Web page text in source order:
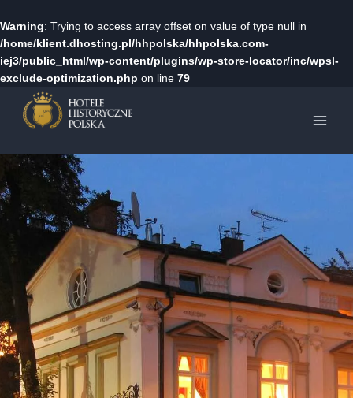
Warning: Trying to access array offset on value of type null in
/home/klient.dhosting.pl/hhpolska/hhpolska.com-
iej3/public_html/wp-content/plugins/wp-store-locator/inc/wpsl-
exclude-optimization.php on line 79
Przejdź